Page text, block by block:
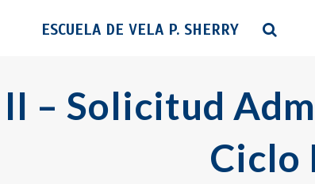
ESCUELA DE VELA P. SHERRY
– Solicitud
Ciclo